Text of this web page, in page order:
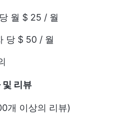
월 $ 25 / 월
당 $ 50 / 월
및 리뷰
개 이상의 리뷰)